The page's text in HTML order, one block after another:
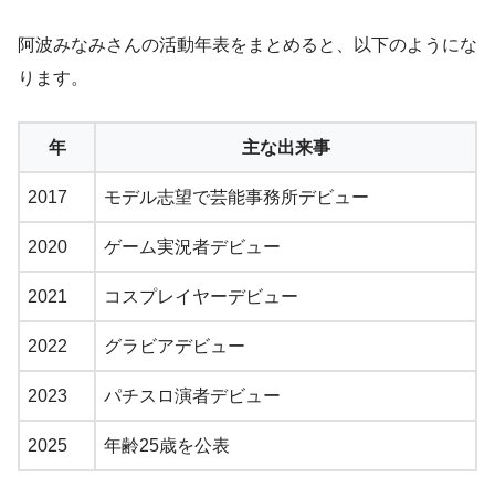
阿波みなみさんの活動年表をまとめると、以下のようにな
ります。
年 主な出来事
2017 モデル志望で芸能事務所デビュー
2020 ゲーム実況者デビュー
2021 コスプレイヤーデビュー
2022 グラビアデビュー
2023 パチスロ演者デビュー
2025 年齢25歳を公表